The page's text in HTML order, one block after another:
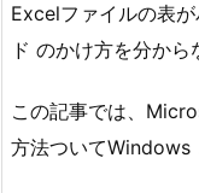
Excelファイルの表
ド のかけ方を分から
この記事では、
方法ついてWindows